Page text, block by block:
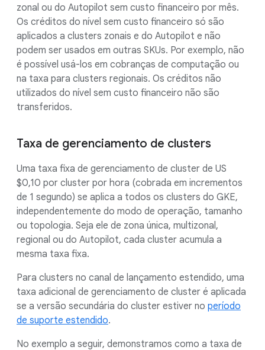
zonal ou do Autopilot sem custo financeiro por mês.
Os créditos do nível sem custo financeiro só são
aplicados a clusters zonais e do Autopilot e não
podem ser usados em outras SKUs. Por exemplo, não
é possível usá-los em cobranças de computação ou
na taxa para clusters regionais. Os créditos não
utilizados do nível sem custo financeiro não são
transferidos.
Taxa de gerenciamento de clusters
Uma taxa fixa de gerenciamento de cluster de US
$0,10 por cluster por hora (cobrada em incrementos
de 1 segundo) se aplica a todos os clusters do GKE,
independentemente do modo de operação, tamanho
ou topologia. Seja ele de zona única, multizonal,
regional ou do Autopilot, cada cluster acumula a
mesma taxa fixa.
Para clusters no canal de lançamento estendido, uma
taxa adicional de gerenciamento de cluster é aplicada
se a versão secundária do cluster estiver no período
de suporte estendido.
No exemplo a seguir, demonstramos como a taxa de